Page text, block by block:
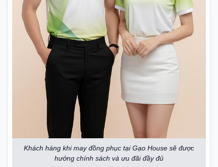
Khách hàng khi may đồng phục tại Gạo House sẽ được
hưởng chính sách và ưu đãi đầy đủ